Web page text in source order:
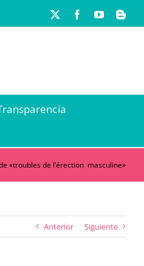
FacebookYouTube
«troubles de l’érection masculine»
Anterior Siguiente